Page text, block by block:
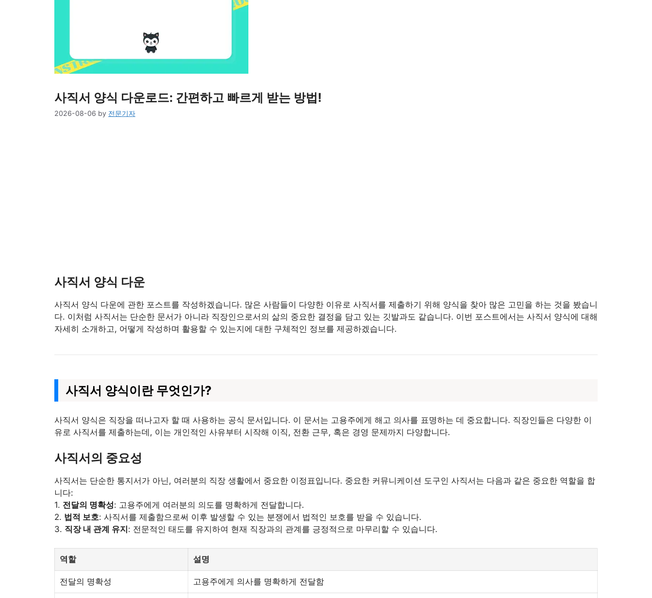
사직서 양식 다운로드: 간편하고 빠르게 받는 방법!
2026-08-06 by 전문기자
사직서 양식 다운
사직서 양식 다운에 관한 포스트를 작성하겠습니다. 많은 사람들이 다양한 이유로 사직서를 제출하기 위해 양식을 찾아 많은 고민을 하는 것을 봤습니
다. 이처럼 사직서는 단순한 문서가 아니라 직장인으로서의 삶의 중요한 결정을 담고 있는 깃발과도 같습니다. 이번 포스트에서는 사직서 양식에 대해
자세히 소개하고, 어떻게 작성하며 활용할 수 있는지에 대한 구체적인 정보를 제공하겠습니다.
사직서 양식이란 무엇인가?
사직서 양식은 직장을 떠나고자 할 때 사용하는 공식 문서입니다. 이 문서는 고용주에게 해고 의사를 표명하는 데 중요합니다. 직장인들은 다양한 이
유로 사직서를 제출하는데, 이는 개인적인 사유부터 시작해 이직, 전환 근무, 혹은 경영 문제까지 다양합니다.
사직서의 중요성
사직서는 단순한 통지서가 아닌, 여러분의 직장 생활에서 중요한 이정표입니다. 중요한 커뮤니케이션 도구인 사직서는 다음과 같은 중요한 역할을 합
니다:
1. 전달의 명확성: 고용주에게 여러분의 의도를 명확하게 전달합니다.
2. 법적 보호: 사직서를 제출함으로써 이후 발생할 수 있는 분쟁에서 법적인 보호를 받을 수 있습니다.
3. 직장 내 관계 유지 : 전문적인 태도를 유지하여 현재 직장과의 관계를 긍정적으로 마무리할 수 있습니다.
역할 설명
전달의 명확성 고용주에게 의사를 명확하게 전달함